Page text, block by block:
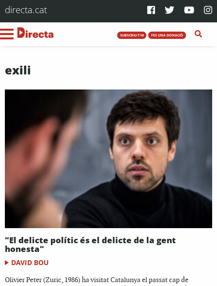
directa.cat
SUBSCRIU-T'HI FES UNA DONACIÓ
exili
"El delicte polític és el delicte de la gent
honesta"
DAVID BOU
Olivier Peter (Zuric, 1986) ha visitat Catalunya el passat cap de